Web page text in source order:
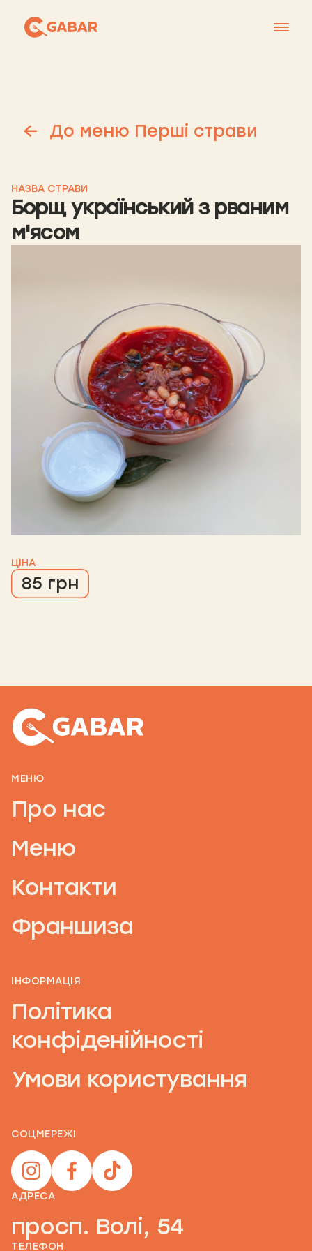
Франшиза
До меню Перші страви
НАЗВА СТРАВИ
Борщ український з рваним
м'ясом
ЦІНА
85 грн
МЕНЮ
Про нас
Меню
Контакти
Франшиза
ІНФОРМАЦІЯ
Політика
конфіденійності
Умови користування
СОЦМЕРЕЖІ
АДРЕСА
просп. Волі, 54
ТЕЛЕФОН